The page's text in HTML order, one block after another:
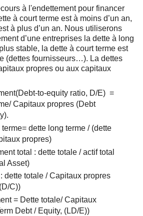
à l'endettement pour financer
à court terme est à moins d’un an,
à plus d’un an. Nous utiliserons
d’une entreprises la dette à long
stable, la dette à court terme est
(dettes fournisseurs…). La dettes
propres ou aux capitaux
to-equity ratio, D/E) =
Capitaux propres (Debt
dette long terme / (dette
propres)
total : dette totale / actif total
Asset)
dette totale / Capitaux propres
C))
= Dette totale/ Capitaux
Debt / Equity, (LD/E))